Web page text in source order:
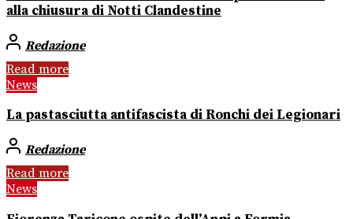
alla chiusura di Notti Clandestine
Redazione
Read more
News
La pastasciutta antifascista di Ronchi dei Legionari
Redazione
Read more
News